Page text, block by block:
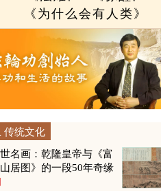
《为什么会有人类》
传统文化
名画：乾隆皇帝与《富
居图》的一段50年奇缘